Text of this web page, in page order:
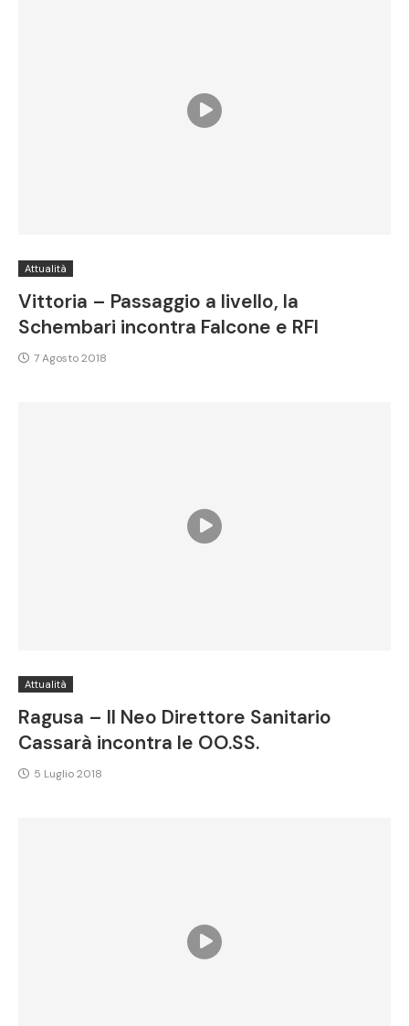
Attualità
Vittoria – Passaggio a livello, la
Schembari incontra Falcone e RFI
7 Agosto 2018
Attualità
Ragusa – Il Neo Direttore Sanitario
Cassarà incontra le OO.SS.
5 Luglio 2018